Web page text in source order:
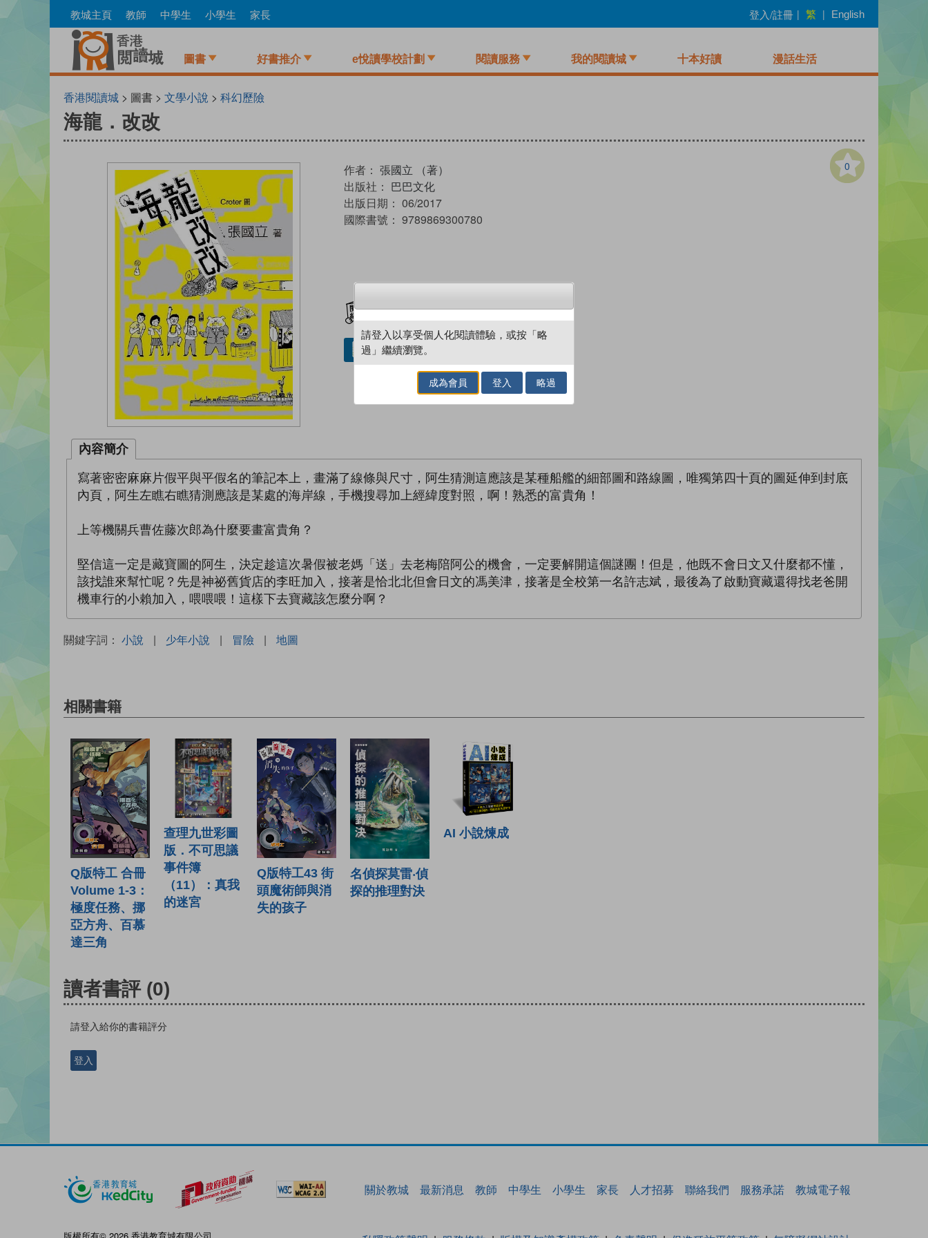
to
教城主頁 教師 中學生 小學生 家長 登入/註冊 | 繁 | English
圖書 好書推介 e悅讀學校計劃 閱讀服務 我的閱讀城 十本好讀 漫話生活
香港閱讀城 > 圖書 > 文學小說 > 科幻歷險
海龍．改改
0
作者： 張國立 （著）
出版社： 巴巴文化
出版日期： 06/2017
國際書號： 9789869300780
借閱實體書
內容簡介
寫著密密麻麻片假平與平假名的筆記本上，畫滿了線條與尺寸，阿生猜測這應該是某種船艦的細部圖和路線圖，唯獨第四十頁的圖延伸到封底
內頁，阿生左瞧右瞧猜測應該是某處的海岸線，手機搜尋加上經緯度對照，啊！熟悉的富貴角！
上等機關兵曹佐藤次郎為什麼要畫富貴角？
堅信這一定是藏寶圖的阿生，決定趁這次暑假被老媽「送」去老梅陪阿公的機會，一定要解開這個謎團！但是，他既不會日文又什麼都不懂，
該找誰來幫忙呢？先是神祕舊貨店的李旺加入，接著是恰北北但會日文的馮美津，接著是全校第一名許志斌，最後為了啟動寶藏還得找老爸開
機車行的小賴加入，喂喂喂！這樣下去寶藏該怎麼分啊？
關鍵字詞： 小說 | 少年小說 | 冒險 | 地圖
相關書籍
Q版特工 合冊
Volume 1-3：
極度任務、挪
亞方舟、百慕
達三角
查理九世彩圖
版．不可思議
事件簿
（11）：真我
的迷宮
Q版特工43 街
頭魔術師與消
失的孩子
名偵探莫雷‧偵
探的推理對決
AI 小說煉成
讀者書評 (0)
請登入給你的書籍評分
登入
關於教城 最新消息 教師 中學生 小學生 家長 人才招募 聯絡我們 服務承諾 教城電子報
請登入以享受個人化閱讀體驗，或按「略
過」繼續瀏覽。
成為會員 登入 略過